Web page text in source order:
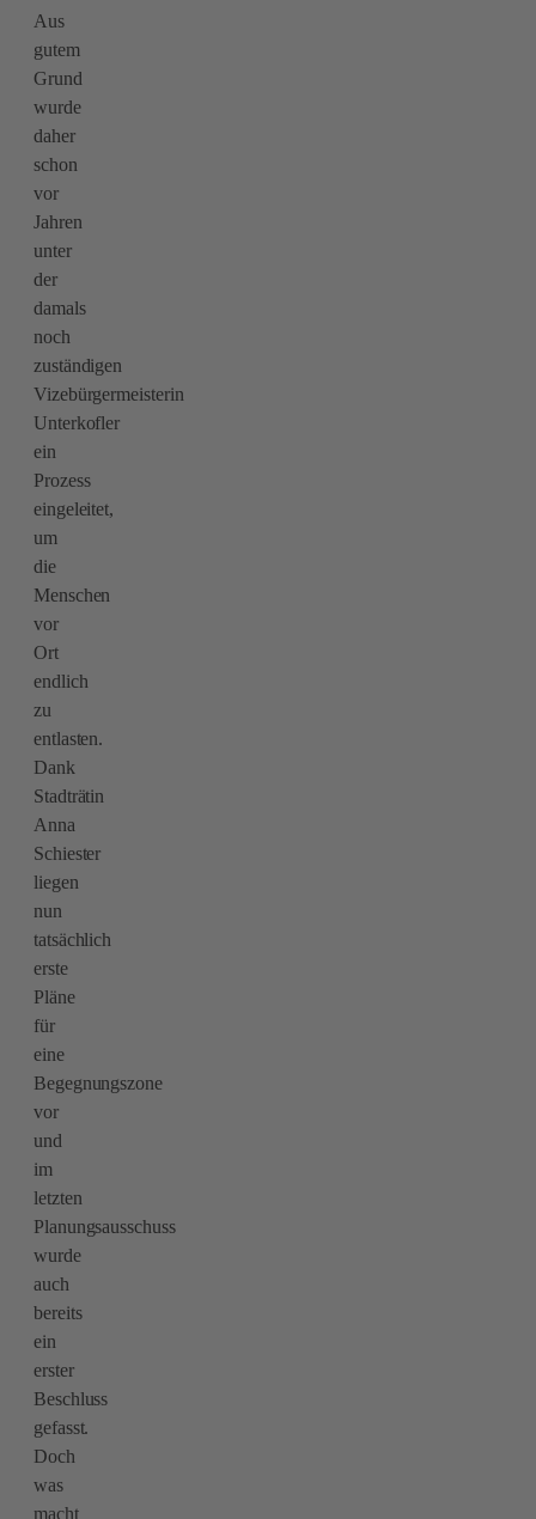
Aus
gutem
Grund
wurde
daher
schon
vor
Jahren
unter
der
damals
noch
zuständigen
Vizebürgermeisterin
Unterkofler
ein
Prozess
eingeleitet,
um
die
Menschen
vor
Ort
endlich
zu
entlasten.
Dank
Stadträtin
Anna
Schiester
liegen
nun
tatsächlich
erste
Pläne
für
eine
Begegnungszone
vor
und
im
letzten
Planungsausschuss
wurde
auch
bereits
ein
erster
Beschluss
gefasst.
Doch
was
macht